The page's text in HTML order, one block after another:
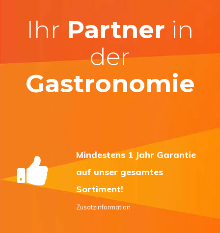
Ihr Partner in
der
Gastronomie
Mindestens 1 Jahr Garantie
auf unser gesamtes
Sortiment!
Zusatzinformation